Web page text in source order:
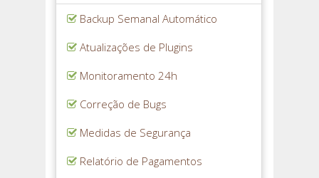
Backup Semanal Automático
Atualizações de Plugins
Monitoramento 24h
Correção de Bugs
Medidas de Segurança
Relatório de Pagamentos